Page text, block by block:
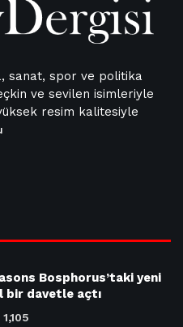
sanat, spor ve politika
ve sevilen isimleriyle
resim kalitesiyle
Bosphorus’taki yeni
bir davetle açtı
1,105